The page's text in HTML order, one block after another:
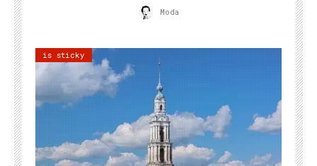
Moda
is sticky